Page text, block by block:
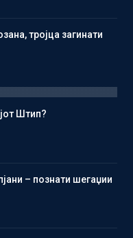
тројца загинати
Штип?
– познати шегаџии